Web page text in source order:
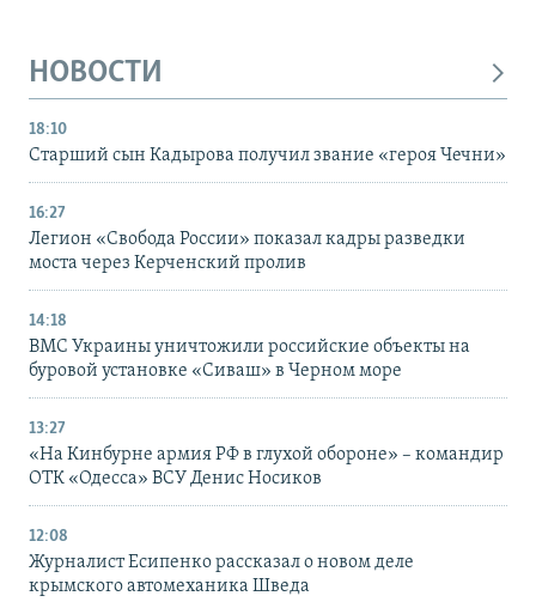
НОВОСТИ
18:10
Старший сын Кадырова получил звание «героя Чечни»
16:27
Легион «Свобода России» показал кадры разведки
моста через Керченский пролив
14:18
ВМС Украины уничтожили российские объекты на
буровой установке «Сиваш» в Черном море
13:27
«На Кинбурне армия РФ в глухой обороне» – командир
ОТК «Одесса» ВСУ Денис Носиков
12:08
Журналист Есипенко рассказал о новом деле
крымского автомеханика Шведа